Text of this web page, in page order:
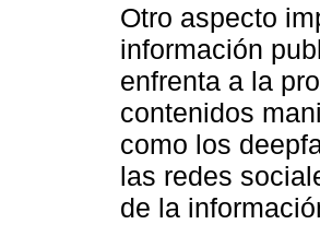
Otro aspecto
información
enfrenta a la
contenidos
como los
las redes
de la